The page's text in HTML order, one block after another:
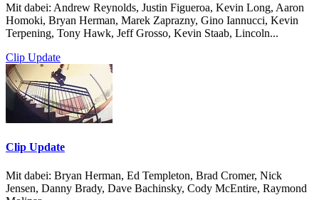
Mit dabei: Andrew Reynolds, Justin Figueroa, Kevin Long, Aaron
Homoki, Bryan Herman, Marek Zaprazny, Gino Iannucci, Kevin
Terpening, Tony Hawk, Jeff Grosso, Kevin Staab, Lincoln...
Clip Update
Clip Update
Mit dabei: Bryan Herman, Ed Templeton, Brad Cromer, Nick
Jensen, Danny Brady, Dave Bachinsky, Cody McEntire, Raymond